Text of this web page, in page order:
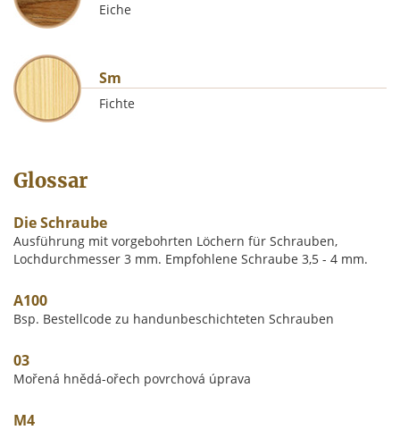
Eiche
Sm
Fichte
Glossar
Die Schraube
Ausführung mit vorgebohrten Löchern für Schrauben,
Lochdurchmesser 3 mm. Empfohlene Schraube 3,5 - 4 mm.
A100
Bsp. Bestellcode zu handunbeschichteten Schrauben
03
Mořená hnědá-ořech povrchová úprava
M4